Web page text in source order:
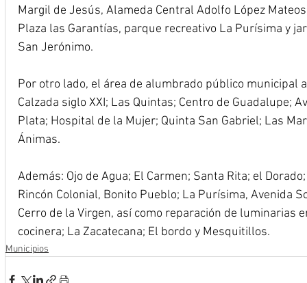
Margil de Jesús, Alameda Central Adolfo López
Plaza las Garantías, parque recreativo La Purísima y
San Jerónimo.
Por otro lado, el área de alumbrado público municipal
Calzada siglo XXI; Las Quintas; Centro de Guadalupe;
Plata; Hospital de la Mujer; Quinta San Gabriel; Las
Ánimas.
Además: Ojo de Agua; El Carmen; Santa Rita; el
Rincón Colonial, Bonito Pueblo; La Purísima, Avenida
Cerro de la Virgen, así como reparación de luminarias
cocinera; La Zacatecana; El bordo y Mesquitillos.
Municipios